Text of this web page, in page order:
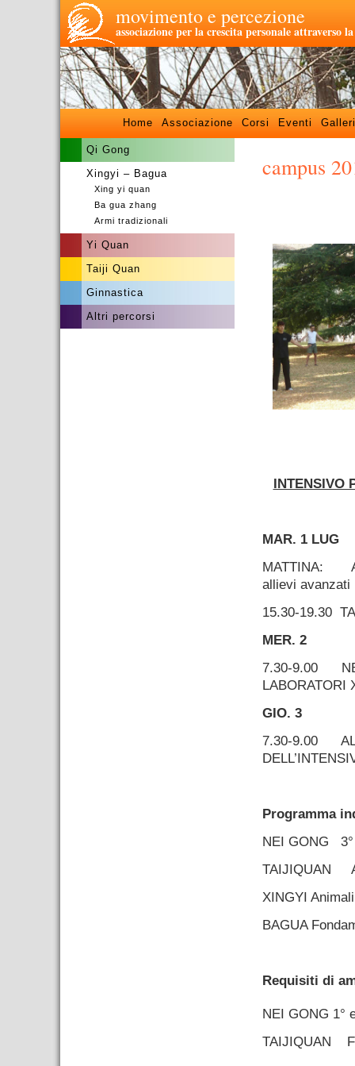
movimento e percezione
associazione per la crescita personale attraverso
Home Associazione Corsi Eventi
Qi Gong
Xingyi – Bagua
Xing yi quan
Ba gua zhang
Armi tradizionali
Yi Quan
Taiji Quan
Ginnastica
Altri percorsi
campus
INTENSIVO
MAR. 1 LUG
MATTINA:
allievi avanzati
15.30-19.30
MER. 2
7.30-9.00
LABORATORI
GIO. 3
7.30-9.00
Programma
NEI GONG
TAIJIQUAN
XINGYI
BAGUA
Requisiti di
NEI GONG 1°
TAIJIQUAN